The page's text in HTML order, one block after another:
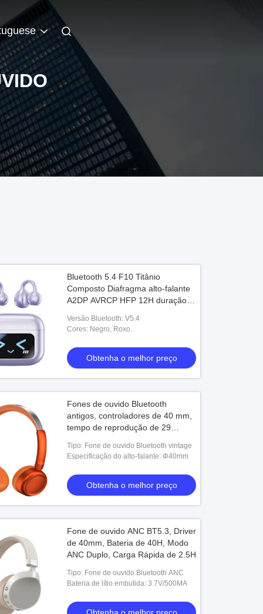
Bluetooth 5.4 F10 Titânio
Composto Diafragma alto-falante
A2DP AVRCP HFP 12H duração
música 1H carga
Versão Bluetooth: V5.4
Cores: Negro, Roxo.
Obtenha o melhor preço
Fones de ouvido Bluetooth
antigos, controladores de 40 mm,
tempo de reprodução de 29
Sensibilidade
Tipo: Fone de ouvido Bluetooth vintage
Especificação do alto-falante: Φ40mm
Obtenha o melhor preço
Fone de ouvido ANC BT5.3, Driver
de 40mm, Bateria de 40H, Modo
ANC Duplo, Carga Rápida de 2.5H
Tipo: Fone de ouvido Bluetooth ANC
Bateria de lítio embutida: 3.7V/500MA